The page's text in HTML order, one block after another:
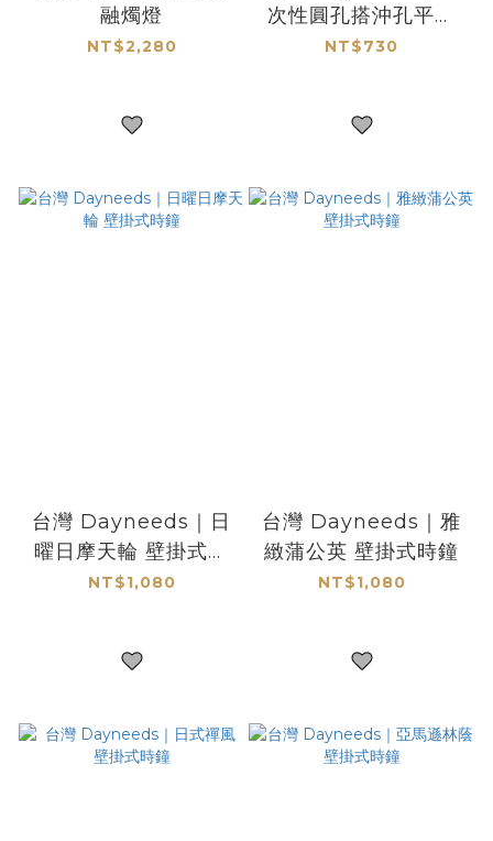
融燭燈
NT$2,280
次性圓孔搭沖孔平面
網/3入
NT$730
台灣 Dayneeds｜日
曜日摩天輪 壁掛式時
鐘
NT$1,080
台灣 Dayneeds｜雅
緻蒲公英 壁掛式時鐘
NT$1,080